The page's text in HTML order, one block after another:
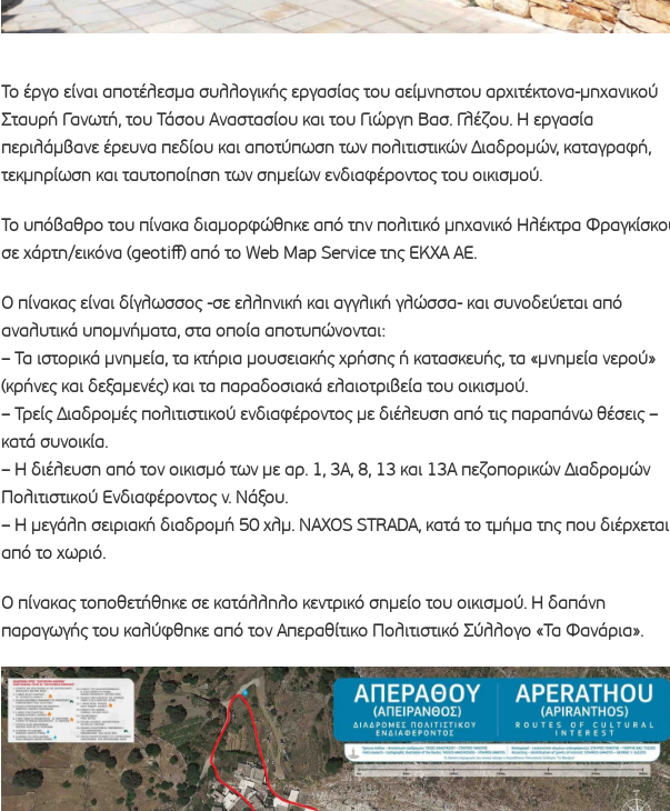
Το έργο είναι αποτέλεσμα συλλογικής εργασίας του αείμνηστου αρχιτέκτονα-μηχανικού
Σταυρή Γανωτή, του Τάσου Αναστασίου και του Γιώργη Βασ. Γλέζου. Η εργασία
περιλάμβανε έρευνα πεδίου και αποτύπωση των πολιτιστικών Διαδρομών, καταγραφή,
τεκμηρίωση και ταυτοποίηση των σηµείων ενδιαφέροντος του οικισμού.
Το υπόβαθρο του πίνακα διαμορφώθηκε από την πολιτικό μηχανικό Ηλέκτρα
σε χάρτη/εικόνα (geotiff) από το Web Map Service της ΕΚΧΑ ΑΕ.
Ο πίνακας είναι δίγλωσσος -σε ελληνική και αγγλική γλώσσα- και συνοδεύεται από
αναλυτικά υπομνήματα, στα οποία αποτυπώνονται:
– Τα ιστορικά μνημεία, τα κτήρια µουσειακής χρήσης ή κατασκευής, τα «μνημεία νερού»
(κρήνες και δεξαμενές) και τα παραδοσιακά ελαιοτριβεία του οικισμού.
– Τρείς Διαδρομές πολιτιστικού ενδιαφέροντος με διέλευση από τις παραπάνω θέσεις –
κατά συνοικία.
– Η διέλευση από τον οικισμό των με αρ. 1, 3Α, 8, 13 και 13Α πεζοπορικών Διαδρομών
Πολιτιστικού Ενδιαφέροντος ν. Νάξου.
– Η μεγάλη σειριακή διαδρομή 50 χλμ. NAXOS STRADA, κατά το τμήμα της που διέρχεται
από το χωριό.
Ο πίνακας τοποθετήθηκε σε κατάλληλο κεντρικό σημείο του οικισμού. Η δαπάνη
παραγωγής του καλύφθηκε από τον Απεραθίτικο Πολιτιστικό Σύλλογο «Τα Φανάρια».